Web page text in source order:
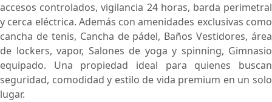
accesos controlados, vigilancia 24 horas, barda perimetral
y cerca eléctrica. Además con amenidades exclusivas como
cancha de tenis, Cancha de pádel, Baños Vestidores, área
de lockers, vapor, Salones de yoga y spinning, Gimnasio
equipado. Una propiedad ideal para quienes buscan
seguridad, comodidad y estilo de vida premium en un solo
lugar.